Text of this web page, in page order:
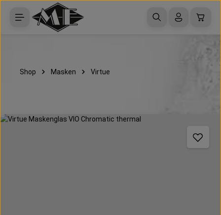
Zum Hauptinhalt springen
Shop Masken Virtue
Bildergalerie überspringen